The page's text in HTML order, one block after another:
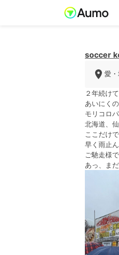
soccer
愛
２年続け
あいにく
モリコロ
北海道、
ここだけ
早く雨止
ご馳走様
あっ、ま